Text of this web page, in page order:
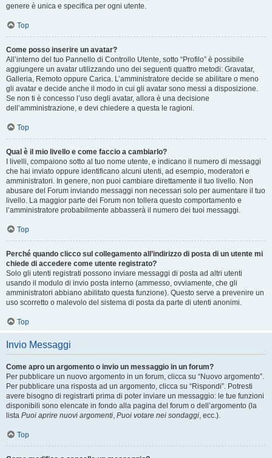
genere è unica e specifica per ogni utente.
Top
Come posso inserire un avatar?
All’interno del tuo Pannello di Controllo Utente, sotto “Profilo” è possibile
aggiungere un avatar utilizzando uno dei seguenti quattro metodi: Gravatar,
Galleria, Remoto oppure Carica. L’amministratore decide se abilitare o meno
gli avatar e decide anche il modo in cui gli avatar sono messi a disposizione.
Se non ti è concesso l’uso degli avatar, allora è una decisione
dell’amministrazione, e devi chiedere a questa le ragioni.
Top
Qual è il mio livello e come faccio a cambiarlo?
I livelli, compaiono sotto al tuo nome utente, e indicano il numero di messaggi
che hai inviato oppure identificano alcuni utenti, ad esempio, moderatori e
amministratori. In genere, non puoi cambiare direttamente il tuo livello. Non
abusare del Forum inviando messaggi non necessari solo per aumentare il tuo
livello. La maggior parte dei Forum non tollera questo comportamento e
l’amministratore probabilmente abbasserà il numero dei tuoi messaggi.
Top
Perché quando clicco sul collegamento all’indirizzo di posta di un utente mi
chiede di accedere come utente registrato?
Solo gli utenti registrati possono inviare messaggi di posta ad altri utenti
usando il modulo di invio posta interno (ammesso, ovviamente, che gli
amministratori abbiano abilitato questa funzione). Questo serve a prevenire un
uso scorretto o malevolo del sistema di posta da parte di utenti anonimi.
Top
Invio Messaggi
Come apro un argomento o invio un messaggio in un forum?
Per pubblicare un nuovo argomento in un forum, clicca su “Nuovo argomento”.
Per pubblicare una risposta ad un argomento, clicca su “Rispondi”. Potresti
avere bisogno di registrarti prima di poter inviare un messaggio: le tue funzioni
disponibili sono elencate in fondo alla pagina del forum o dell’argomento (la
lista Puoi aprire nuovi argomenti, Puoi votare nei sondaggi, ecc.).
Top